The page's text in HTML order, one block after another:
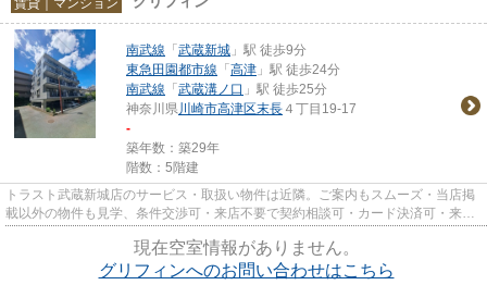
賃貸｜マンション
南武線 「武蔵新城 」駅 徒歩9分
東急田園都市線 「高津 」駅 徒歩24分
南武線 「武蔵溝ノ口 」駅 徒歩25分
神奈川県川崎市高津区末長 ４丁目19-17
-
築年数：築29年
階数：5階建
トラスト武蔵新城店のサービス・取扱い物件は近隣。ご案内もスムーズ・当店掲
載以外の物件も見学、条件交渉可・来店不要で契約相談可・カード決済可・来店
時無料駐車場有（要電話予約...
現在空室情報がありません。
グリフィンへのお問い合わせはこちら